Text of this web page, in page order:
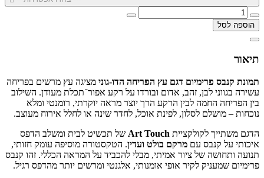
הוספה לסל
תיאור
תמונת קנבס פרימיום דגם עץ הפריחה הדו-גוני מציגה עץ מרשים בפריחה
עשירה בגווני לבן, זהב, אדום ובורדו על רקע אפור־תכלת מעודן. השילוב
בין הפריחה החמה לבין הרקע הרך יוצר מראה יוקרתי, רומנטי ומלא
נוכחות – מושלם לסלון, לפינת אוכל, לחדר שינה או לחלל אירוח מעוצב.
הדגם משתייך לקולקציית Art Touch של תכשיט לבית ומשלב הדפס
איכותי על קנבס עם מרקם בולט ועדין. הטקסטורה מוסיפה עומק חזותי,
תנועה ותחושה של ציור אמיתי, מבלי להכביד על המראה הכללי. זהו קנבס
פרימיום שמעניק לקיר אופי אומנותי, אלגנטי ומרשים יותר מהדפס רגיל.